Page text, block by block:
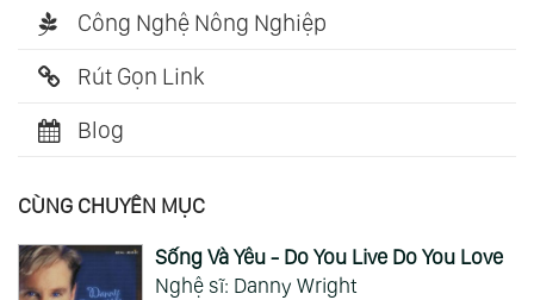
Công Nghệ Nông Nghiệp
Rút Gọn Link
Blog
CÙNG CHUYÊN MỤC
Sống Và Yêu - Do You Live Do You Love
Nghệ sĩ: Danny Wright